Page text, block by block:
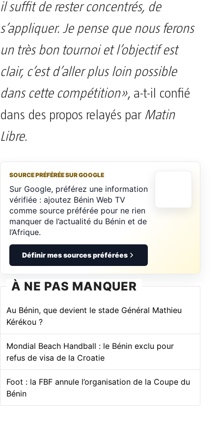
il suffit de rester concentrés, de
s’appliquer. Je pense que nous ferons
un très bon tournoi et l’objectif est
clair, c’est d’aller plus loin possible
dans cette compétition», a-t-il confié
dans des propos relayés par Matin
Libre.
SOURCE PRÉFÉRÉE SUR GOOGLE
Sur Google, préférez une information
vérifiée : ajoutez Bénin Web TV
comme source préférée pour ne rien
manquer de l’actualité du Bénin et de
l’Afrique.
Définir mes sources préférées
À NE PAS MANQUER
Au Bénin, que devient le stade Général Mathieu
Kérékou ?
Mondial Beach Handball : le Bénin exclu pour
refus de visa de la Croatie
Foot : la FBF annule l’organisation de la Coupe du
Bénin